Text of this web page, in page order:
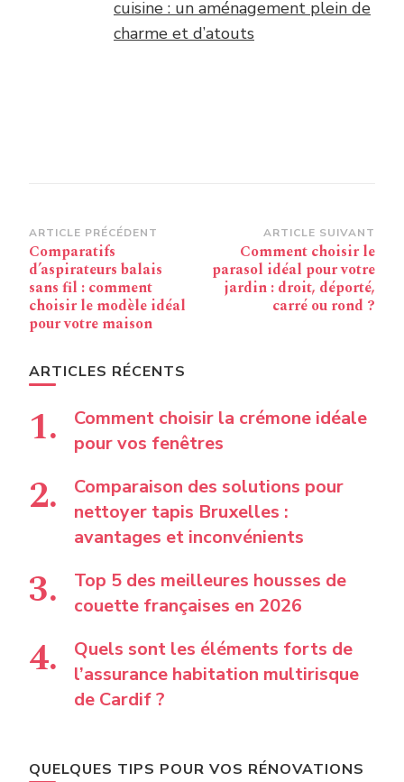
cuisine : un aménagement plein de
charme et d’atouts
Navigation
d’article
ARTICLE PRÉCÉDENT
Comparatifs
d’aspirateurs balais
sans fil : comment
choisir le modèle idéal
pour votre maison
ARTICLE SUIVANT
Comment choisir le
parasol idéal pour votre
jardin : droit, déporté,
carré ou rond ?
ARTICLES RÉCENTS
Comment choisir la crémone idéale
pour vos fenêtres
Comparaison des solutions pour
nettoyer tapis Bruxelles :
avantages et inconvénients
Top 5 des meilleures housses de
couette françaises en 2026
Quels sont les éléments forts de
l’assurance habitation multirisque
de Cardif ?
QUELQUES TIPS POUR VOS RÉNOVATIONS